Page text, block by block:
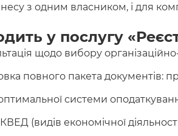
з одним власником, і для
у послугу
щодо вибору
повного пакета документів:
системи
КВЕД (видів економічної